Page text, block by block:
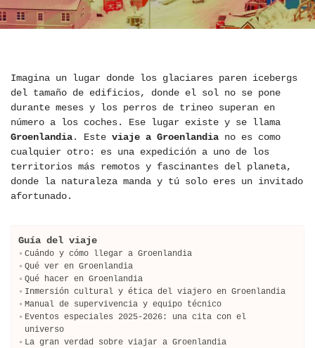
Imagina un lugar donde los glaciares paren icebergs
del tamaño de edificios, donde el sol no se pone
durante meses y los perros de trineo superan en
número a los coches. Ese lugar existe y se llama
Groenlandia. Este viaje a Groenlandia no es como
cualquier otro: es una expedición a uno de los
territorios más remotos y fascinantes del planeta,
donde la naturaleza manda y tú solo eres un invitado
afortunado.
Guía del viaje
Cuándo y cómo llegar a Groenlandia
Qué ver en Groenlandia
Qué hacer en Groenlandia
Inmersión cultural y ética del viajero en Groenlandia
Manual de supervivencia y equipo técnico
Eventos especiales 2025-2026: una cita con el
universo
La gran verdad sobre viajar a Groenlandia